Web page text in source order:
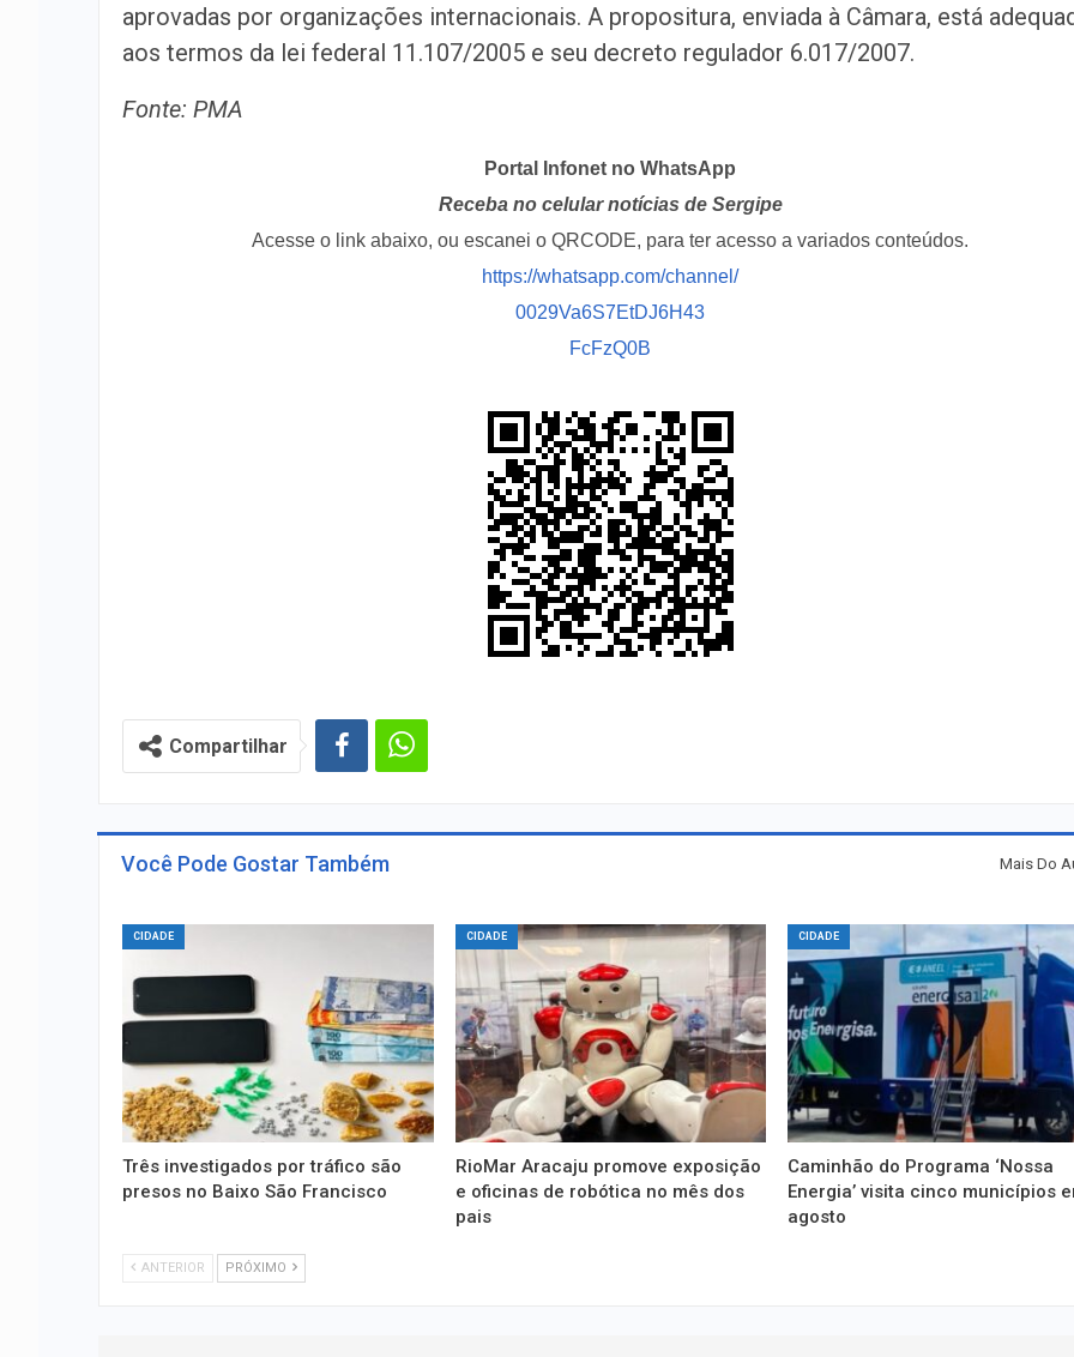
aprovadas por organizações internacionais. A propositura, enviada à Câmara, está
aos termos da lei federal 11.107/2005 e seu decreto regulador 6.017/2007.
Fonte: PMA
Portal Infonet no WhatsApp
Receba no celular notícias de Sergipe
Acesse o link abaixo, ou escanei o QRCODE, para ter acesso a variados conteúdos.
https://whatsapp.com/channel/
0029Va6S7EtDJ6H43
FcFzQ0B
Compartilhar
Você Pode Gostar Também Mais Do
CIDADE
Três investigados por tráfico são
presos no Baixo São Francisco
CIDADE
RioMar Aracaju promove exposição
e oficinas de robótica no mês dos
pais
CIDADE
Caminhão do Programa ‘Nossa
Energia’ visita cinco municípios
agosto
ANTERIOR PRÓXIMO